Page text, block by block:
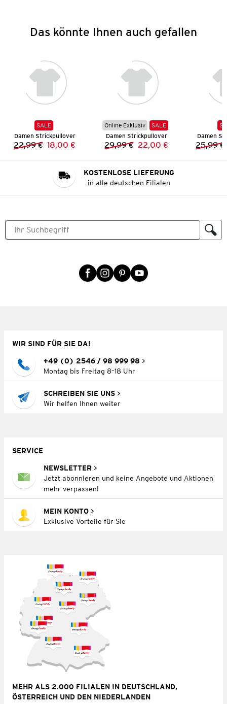
Das könnte Ihnen auch gefallen
SALE
Damen Strickpullover
Vorheriger Preis:
22,99 € Neuer Preis:
18,00 €
Online Exklusiv
SALE
Damen Strickpullover
Vorheriger Preis:
29,99 € Neuer Preis:
22,00 €
Damen
25,99 €
KOSTENLOSE LIEFERUNG
in alle deutschen Filialen
WIR SIND FÜR SIE DA!
+49 (0) 2546 / 98 999 98
Montag bis Freitag 8–18 Uhr
SCHREIBEN SIE UNS
Wir helfen Ihnen weiter
SERVICE
NEWSLETTER
Jetzt abonnieren und keine Angebote und Aktionen
mehr verpassen!
MEIN KONTO
Exklusive Vorteile für Sie
MEHR ALS 2.000 FILIALEN IN DEUTSCHLAND,
ÖSTERREICH UND DEN NIEDERLANDEN